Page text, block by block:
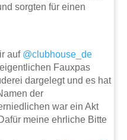
sorgten für einen
auf @clubhouse_de
Fauxpas
dargelegt und es hat
der
war ein Akt
meine ehrliche Bitte